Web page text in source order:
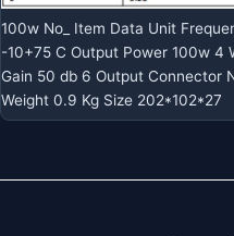
100w No_ Item Data Unit
-10+75 C Output Power 100w 4
Gain 50 db 6 Output Connector
Weight 0.9 Kg Size 202*102*27